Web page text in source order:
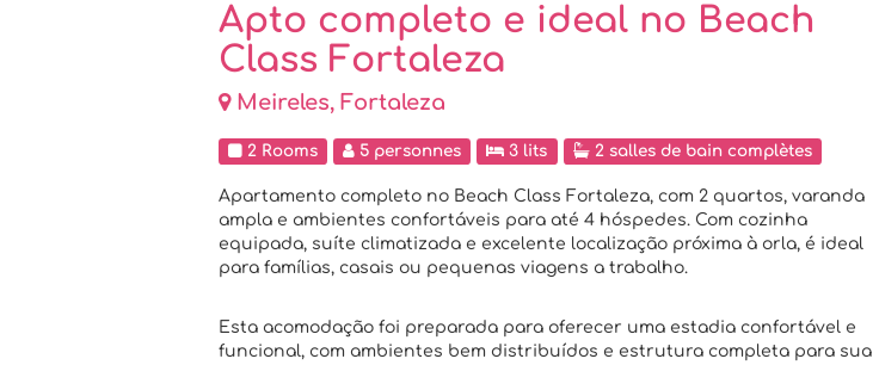
Apto completo e ideal no Beach
Class Fortaleza
Meireles, Fortaleza
2 Rooms 5 personnes 3 lits 2 salles de bain complètes
Apartamento completo no Beach Class Fortaleza, com 2 quartos, varanda
ampla e ambientes confortáveis para até 4 hóspedes. Com cozinha
equipada, suíte climatizada e excelente localização próxima à orla, é ideal
para famílias, casais ou pequenas viagens a trabalho.
Esta acomodação foi preparada para oferecer uma estadia confortável e
funcional, com ambientes bem distribuídos e estrutura completa para sua